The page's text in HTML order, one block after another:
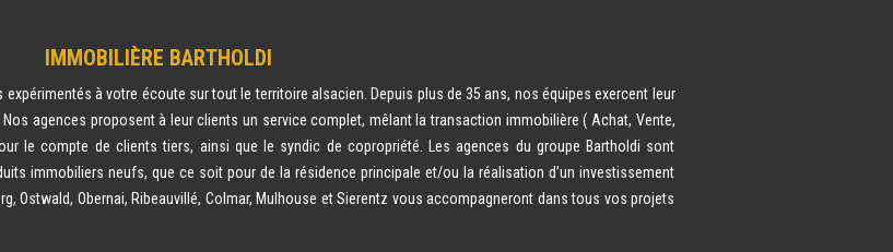
IMMOBILIÈRE BARTHOLDI
expérimentés à votre écoute sur tout le territoire alsacien. Depuis plus de 35 ans, nos équipes exercent leur
agences proposent à leur clients un service complet, mêlant la transaction immobilière ( Achat, Vente,
le compte de clients tiers, ainsi que le syndic de copropriété. Les agences du groupe Bartholdi sont
immobiliers neufs, que ce soit pour de la résidence principale et/ou la réalisation d’un investissement
Ostwald, Obernai, Ribeauvillé, Colmar, Mulhouse et Sierentz vous accompagneront dans tous vos projets